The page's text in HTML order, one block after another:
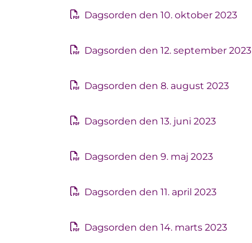
Dagsorden den 10. oktober 2023
Dagsorden den 12. september 2023
Dagsorden den 8. august 2023
Dagsorden den 13. juni 2023
Dagsorden den 9. maj 2023
Dagsorden den 11. april 2023
Dagsorden den 14. marts 2023